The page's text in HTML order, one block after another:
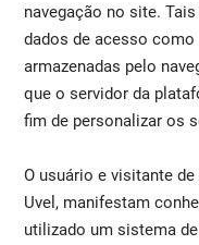
navegação no site.
dados de acesso
armazenadas pelo
que o servidor da
fim de personalizar os
O usuário e visitante
Uvel, manifestam
utilizado um sistema